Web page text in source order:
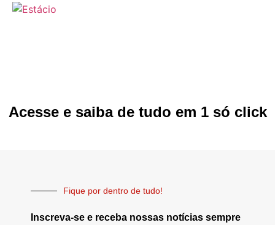
Acesse e saiba de tudo em 1 só click
Fique por dentro de tudo!
Inscreva-se e receba nossas notícias sempre